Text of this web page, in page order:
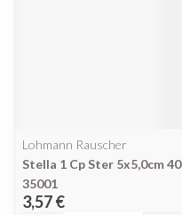
Lohmann Rauscher
Stella 1 Cp Ster 5x5,0cm 40
35001
3,57 €